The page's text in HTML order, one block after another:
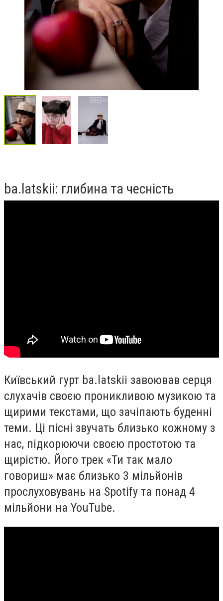
ba.latskii: глибина та чесність
Київський гурт ba.latskii завоював серця
слухачів своєю проникливою музикою та
щирими текстами, що зачіпають буденні
теми. Ці пісні звучать близько кожному з
нас, підкорюючи своєю простотою та
щирістю. Його трек «Ти так мало
говориш» має близько 3 мільйонів
прослуховувань на Spotify та понад 4
мільйони на YouTube.